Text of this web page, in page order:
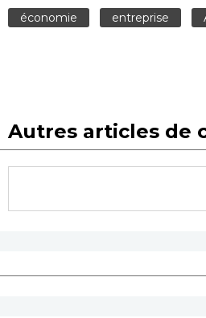
économie entreprise
Autres articles de